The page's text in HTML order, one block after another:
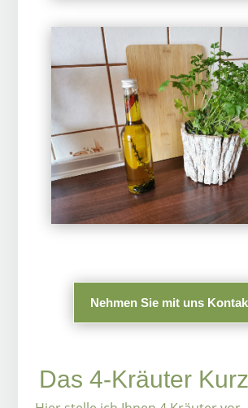
Nehmen Sie mit uns
Das 4-Kräuter